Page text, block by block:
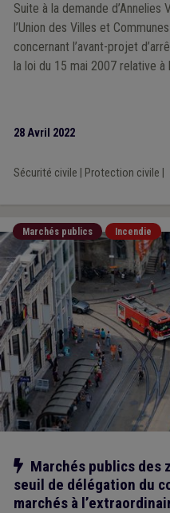
Suite à la demande d’Annelies
l’Union des Villes et
concernant l’avant-projet
la loi du 15 mai 2007 relative
28 Avril 2022
Sécurité civile Protection civile
Marchés publics Incendie
Notre action
Marchés publics des
seuil de délégation du
marchés à